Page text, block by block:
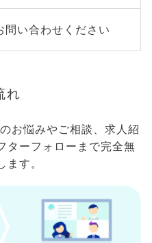
問い合わせください
れ
お悩みやご相談、求人紹
ターフォローまで完全無
す。